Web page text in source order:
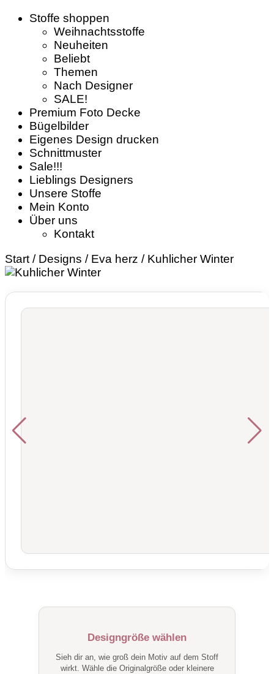
Stoffe shoppen
Weihnachtsstoffe
Neuheiten
Beliebt
Themen
Nach Designer
SALE!
Premium Foto Decke
Bügelbilder
Eigenes Design drucken
Schnittmuster
Sale!!!
Lieblings Designers
Unsere Stoffe
Mein Konto
Über uns
Kontakt
Start / Designs / Eva herz / Kuhlicher Winter
Designgröße wählen
Sieh dir an, wie groß dein Motiv auf dem Stoff
wirkt. Wähle die Originalgröße oder kleinere